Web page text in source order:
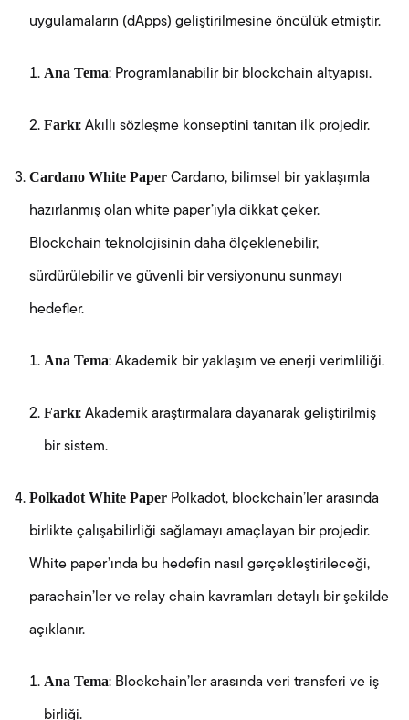
uygulamaların (dApps) geliştirilmesine öncülük etmiştir.
Ana Tema: Programlanabilir bir blockchain altyapısı.
Farkı: Akıllı sözleşme konseptini tanıtan ilk projedir.
Cardano White Paper Cardano, bilimsel bir yaklaşımla
hazırlanmış olan white paper’ıyla dikkat çeker.
Blockchain teknolojisinin daha ölçeklenebilir,
sürdürülebilir ve güvenli bir versiyonunu sunmayı
hedefler.
Ana Tema: Akademik bir yaklaşım ve enerji verimliliği.
Farkı: Akademik araştırmalara dayanarak geliştirilmiş
bir sistem.
Polkadot White Paper Polkadot, blockchain’ler arasında
birlikte çalışabilirliği sağlamayı amaçlayan bir projedir.
White paper’ında bu hedefin nasıl gerçekleştirileceği,
parachain’ler ve relay chain kavramları detaylı bir şekilde
açıklanır.
Ana Tema: Blockchain’ler arasında veri transferi ve iş
birliği.